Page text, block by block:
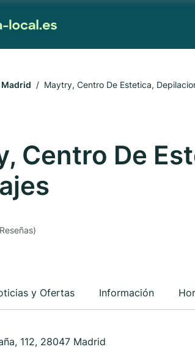
Madrid Maytry, Centro De Estetica,
Centro De
y Ofertas Información
112, 28047 Madrid